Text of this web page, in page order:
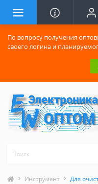
По вопросу получения
своего логина и
Инструмент Для